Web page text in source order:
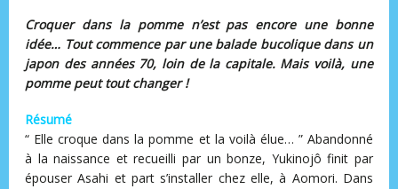
Croquer dans la pomme n’est pas encore une bonne
idée… Tout commence par une balade bucolique dans un
japon des années 70, loin de la capitale. Mais voilà, une
pomme peut tout changer !
Résumé
“ Elle croque dans la pomme et la voilà élue… ” Abandonné
à la naissance et recueilli par un bonze, Yukinojô finit par
épouser Asahi et part s’installer chez elle, à Aomori. Dans